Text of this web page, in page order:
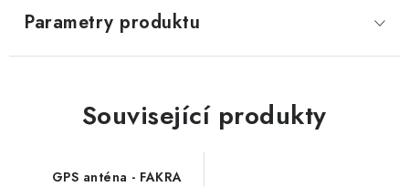
Parametry produktu
Související produkty
GPS anténa - FAKRA